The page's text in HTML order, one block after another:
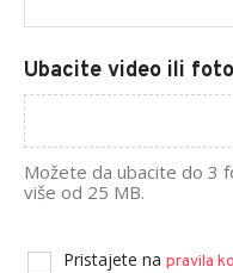
Ubacite video ili foto
Možete da ubacite do 3
više od 25 MB.
Pristajete na pravila